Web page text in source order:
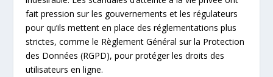
fait pression sur les gouvernements et les régulateurs
pour qu’ils mettent en place des réglementations plus
strictes, comme le Règlement Général sur la Protection
des Données (RGPD), pour protéger les droits des
utilisateurs en ligne.